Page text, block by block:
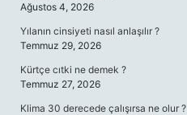
Ağustos 4, 2026
Yılanın cinsiyeti nasıl anlaşılır ?
Temmuz 29, 2026
Kürtçe cıtki ne demek ?
Temmuz 27, 2026
Klima 30 derecede çalışırsa ne olur ?